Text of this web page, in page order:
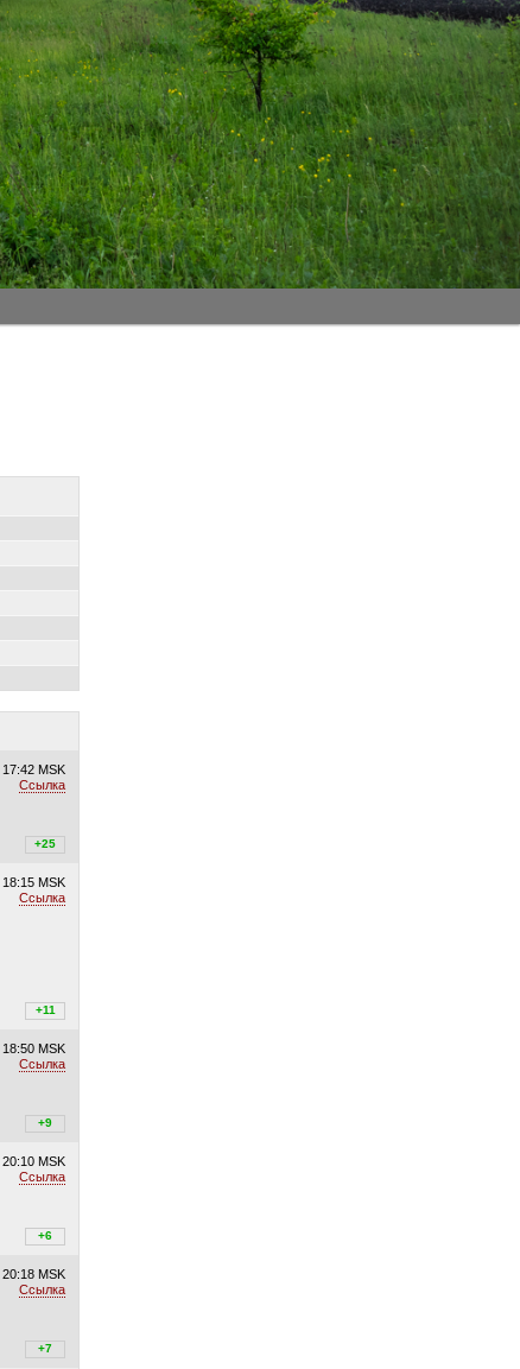
17:42 MSK
Ссылка
+25
+27/
18:15 MSK
Ссылка
+11
+11/
18:50 MSK
Ссылка
+9
+9/–0
20:10 MSK
Ссылка
+6
+6/–0
20:18 MSK
Ссылка
+7
+7/–0